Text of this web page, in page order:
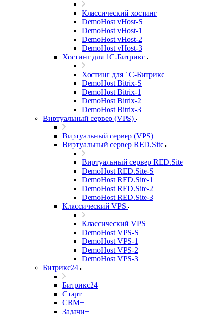
Классический хостинг
DemoHost vHost-S
DemoHost vHost-1
DemoHost vHost-2
DemoHost vHost-3
Хостинг для 1С-Битрикс
Хостинг для 1С-Битрикс
DemoHost Bitrix-S
DemoHost Bitrix-1
DemoHost Bitrix-2
DemoHost Bitrix-3
Виртуальный сервер (VPS)
Виртуальный сервер (VPS)
Виртуальный сервер RED.Site
Виртуальный сервер RED.Site
DemoHost RED.Site-S
DemoHost RED.Site-1
DemoHost RED.Site-2
DemoHost RED.Site-3
Классический VPS
Классический VPS
DemoHost VPS-S
DemoHost VPS-1
DemoHost VPS-2
DemoHost VPS-3
Битрикс24
Битрикс24
Старт+
CRM+
Задачи+